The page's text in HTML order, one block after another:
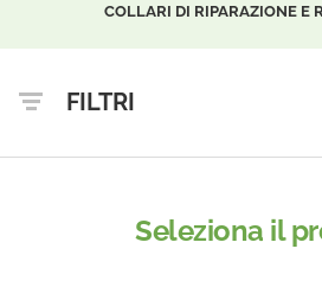
COLLARI DI RIPARAZIONE E
FILTRI
Seleziona il